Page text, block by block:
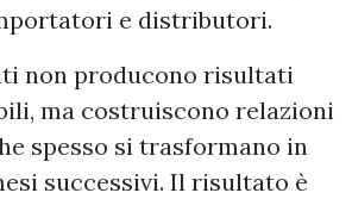
e distributori.
non producono risultati
ma costruiscono relazioni
spesso si trasformano in
successivi. Il risultato è